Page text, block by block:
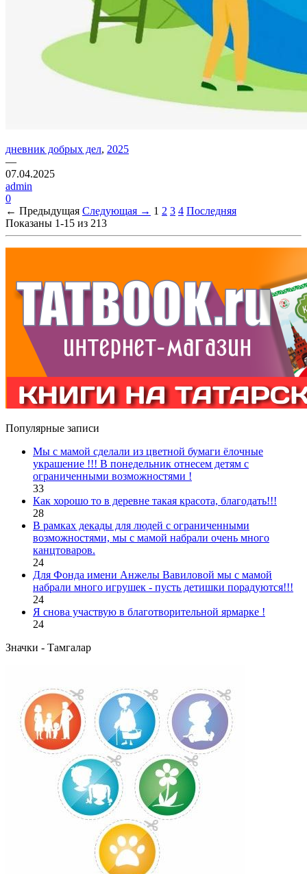
дневник добрых дел, 2025
—
07.04.2025
admin
0
← Предыдущая Следующая → 1 2 3 4 Последняя
Показаны 1-15 из 213
Популярные записи
Мы с мамой сделали из цветной бумаги ёлочные
украшение !!! В понедельник отнесем детям с
ограниченными возможностями !
33
Как хорошо то в деревне такая красота, благодать!!!
28
В рамках декады для людей с ограниченными
возможностями, мы с мамой набрали очень много
канцтоваров.
24
Для Фонда имени Анжелы Вавиловой мы с мамой
набрали много игрушек - пусть детишки порадуются!!!
24
Я снова участвую в благотворительной ярмарке !
24
Значки - Тамгалар